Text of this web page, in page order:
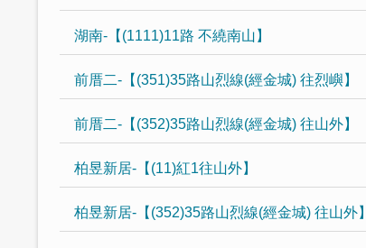
湖南-【(1111)11路 不繞南山】
前厝二-【(351)35路山烈線(經金城) 往烈嶼】
前厝二-【(352)35路山烈線(經金城) 往山外】
柏昱新居-【(11)紅1往山外】
柏昱新居-【(352)35路山烈線(經金城) 往山外】